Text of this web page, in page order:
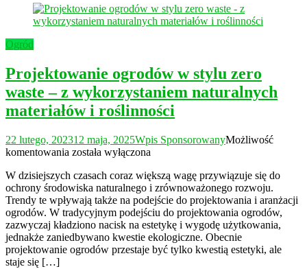
Ogród
Projektowanie ogrodów w stylu zero
waste – z wykorzystaniem naturalnych
materiałów i roślinności
22 lutego, 202312 maja, 2025Wpis SponsorowanyMożliwość
komentowania Projektowanie
w
stylu
zero
waste
–
z
wykorzystaniem
została wyłączona
W dzisiejszych czasach coraz większą wagę przywiązuje się do
ochrony środowiska naturalnego i zrównoważonego rozwoju.
Trendy te wpływają także na podejście do projektowania i aranżacji
ogrodów. W tradycyjnym podejściu do projektowania ogrodów,
zazwyczaj kładziono nacisk na estetykę i wygodę użytkowania,
jednakże zaniedbywano kwestie ekologiczne. Obecnie
projektowanie ogrodów przestaje być tylko kwestią estetyki, ale
staje się […]